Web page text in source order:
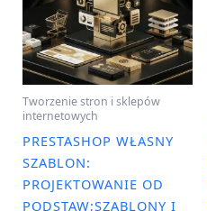
Tworzenie stron i sklepów
internetowych
PRESTASHOP WŁASNY
SZABLON:
PROJEKTOWANIE OD
PODSTAW;SZABLONY I